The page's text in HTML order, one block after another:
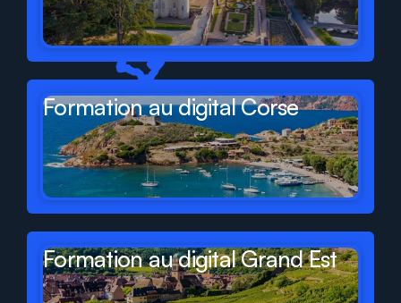
Formation au digital Corse
Formation au digital Grand Est